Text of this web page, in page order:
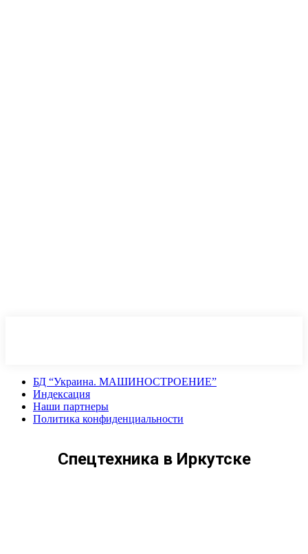
БД “Украина. МАШИНОСТРОЕНИЕ”
Индекcация
Наши партнеры
Политика конфиденциальности
Спецтехника в Иркутске